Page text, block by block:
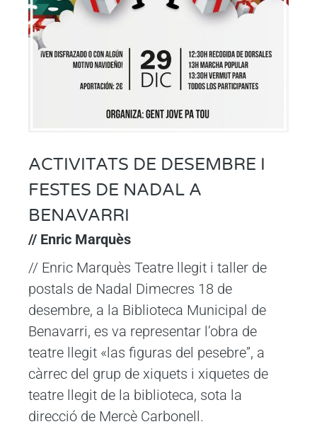
ACTIVITATS DE DESEMBRE I
FESTES DE NADAL A
BENAVARRI
// Enric Marquès
// Enric Marquès Teatre llegit i taller de
postals de Nadal Dimecres 18 de
desembre, a la Biblioteca Municipal de
Benavarri, es va representar l’obra de
teatre llegit «las figuras del pesebre”, a
càrrec del grup de xiquets i xiquetes de
teatre llegit de la biblioteca, sota la
direcció de Mercè Carbonell.